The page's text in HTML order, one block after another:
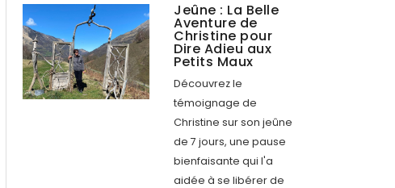
Jeûne : La Belle
Aventure de
Christine pour
Dire Adieu aux
Petits Maux
Découvrez le
témoignage de
Christine sur son jeûne
de 7 jours, une pause
bienfaisante qui l'a
aidée à se libérer de